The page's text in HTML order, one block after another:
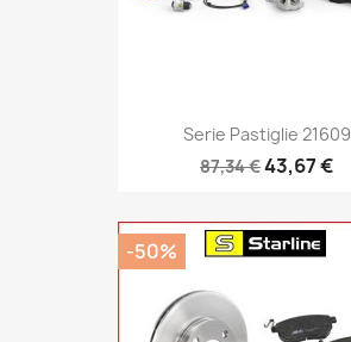
Serie Pastiglie 21609
87,34 €43,67 €
-50%